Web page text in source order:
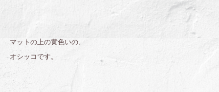
マットの上の黄色いの、
オシッコです。